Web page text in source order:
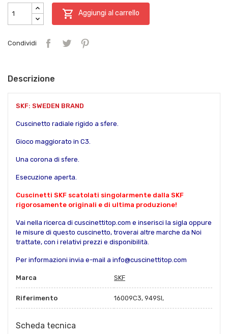
 Aggiungi al carrello
Condividi
Descrizione
SKF: SWEDEN BRAND
Cuscinetto radiale rigido a sfere.
Gioco maggiorato in C3.
Una corona di sfere.
Esecuzione aperta.
Cuscinetti SKF scatolati singolarmente dalla SKF
rigorosamente originali e di ultima produzione!
Vai nella ricerca di cuscinettitop.com e inserisci la sigla oppure
le misure di questo cuscinetto, troverai altre marche da Noi
trattate, con i relativi prezzi e disponibilità.
Per informazioni invia e-mail a info@cuscinettitop.com
Marca SKF
Riferimento 16009C3, 949SI,
Scheda tecnica